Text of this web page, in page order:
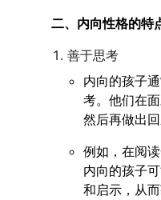
二、内向性格的特
善于思考
内向的孩子
考。他们在
然后再做出回
例如，在阅
内向的孩子
和启示，从